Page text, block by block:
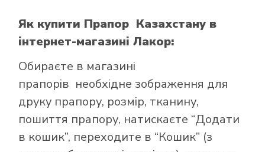
Як купити Прапор Казахстану в
інтернет-магазині Лакор:
Обираєте в магазині
прапорів необхідне зображення для
друку прапору, розмір, тканину,
пошиття прапору, натискаєте “Додати
в кошик”, переходите в “Кошик” (з